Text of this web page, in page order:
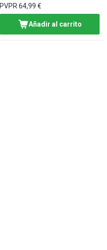
PVPR64,99 €
Añadir al carrito